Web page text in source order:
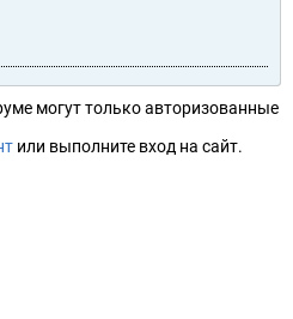
могут только авторизованные
или выполните вход на сайт.